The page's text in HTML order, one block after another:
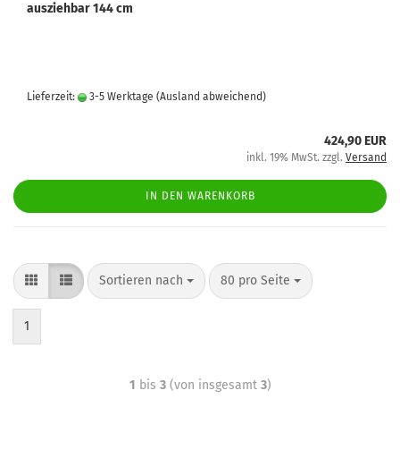
ausziehbar 144 cm
Lieferzeit: 3-5 Werktage (Ausland abweichend)
424,90 EUR
inkl. 19% MwSt. zzgl. Versand
IN DEN WARENKORB
Sortieren nach 80 pro Seite
1
1 bis 3(von insgesamt 3)